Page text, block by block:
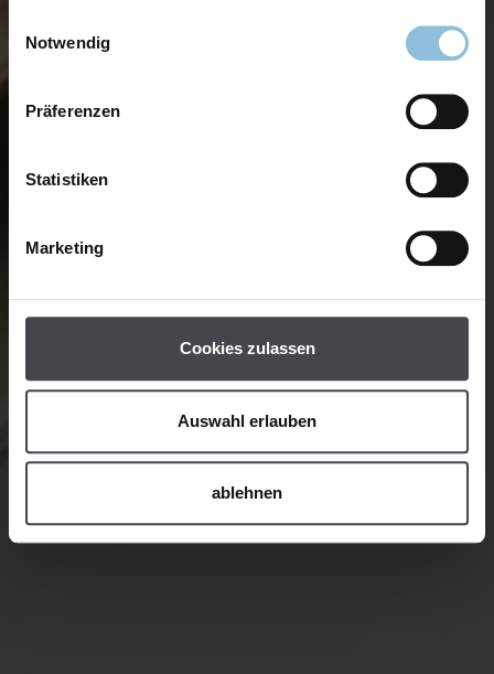
Notwendig
Präferenzen
Statistiken
Marketing
Cookies zulassen
Auswahl erlauben
ablehnen